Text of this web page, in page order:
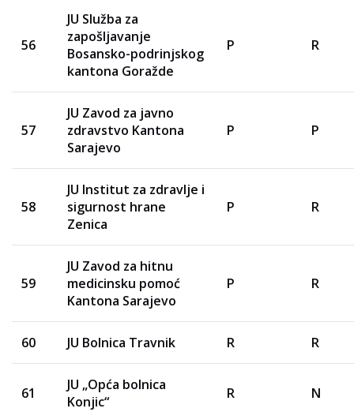
56
JU Služba za
zapošljavanje
Bosansko-podrinjskog
kantona Goražde
P R
57
JU Zavod za javno
zdravstvo Kantona
Sarajevo
P P
58
JU Institut za zdravlje i
sigurnost hrane
Zenica
P R
59
JU Zavod za hitnu
medicinsku pomoć
Kantona Sarajevo
P R
60 JU Bolnica Travnik R R
61
JU „Opća bolnica
Konjic“
R N